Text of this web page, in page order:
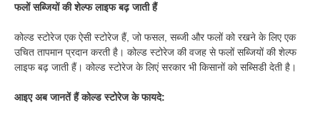
फलों सब्जियों की शेल्फ लाइफ बढ़ जाती हैं
कोल्ड स्टोरेज एक ऐसी स्टोरेज हैं, जो फसल, सब्जी और फलों को रखने के लिए एक
उचित तापमान प्रदान करती है। कोल्ड स्टोरेज की वजह से फलों सब्जियों की शेल्फ
लाइफ बढ़ जाती हैं। कोल्ड स्टोरेज के लिएं सरकार भी किसानों को सब्सिडी देती है।
आइए अब जानतें हैं कोल्ड स्टोरेज के फायदे: